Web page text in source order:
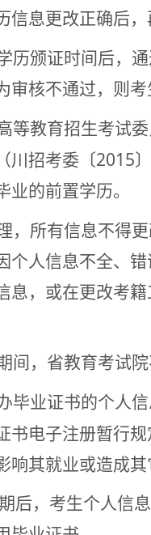
信息更改正确后
历颁证时间后，
审核不通过，则
等教育招生考试
川招考委〔2015
业的前置学历。
，所有信息不得
个人信息不全、
息，或在更改考
间，省教育考试
毕业证书的个人
书电子注册暂行
响其就业或造成
后，考生个人信